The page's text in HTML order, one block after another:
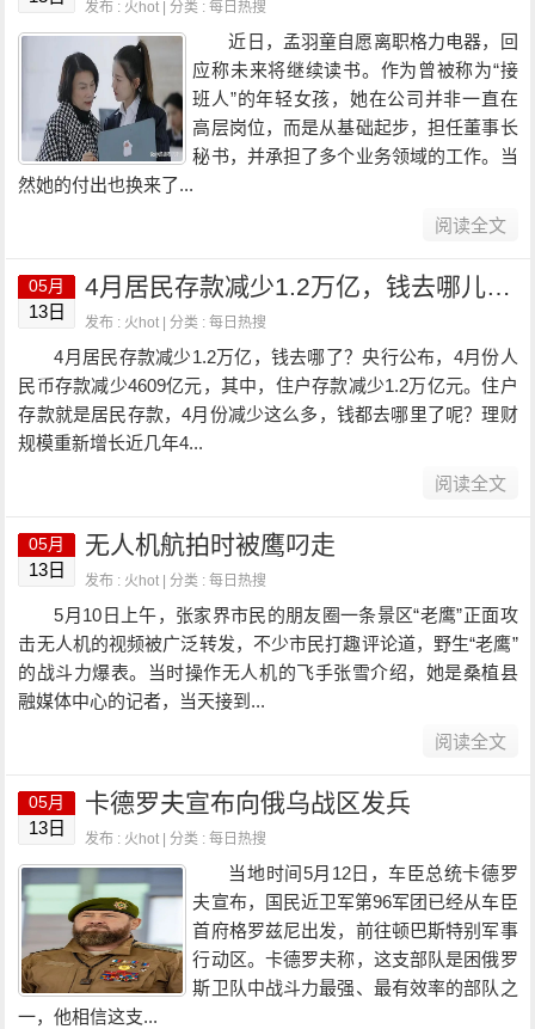
发布 : 火hot | 分类 :每日热搜
近日，孟羽童自愿离职格力电器，回
应称未来将继续读书。作为曾被称为“接
班人”的年轻女孩，她在公司并非一直在
高层岗位，而是从基础起步，担任董事长
秘书，并承担了多个业务领域的工作。当
然她的付出也换来了...
阅读全文
05月
13日
4月居民存款减少1.2万亿，钱去哪儿了？
发布 : 火hot | 分类 :每日热搜
4月居民存款减少1.2万亿，钱去哪了？央行公布，4月份人
民币存款减少4609亿元，其中，住户存款减少1.2万亿元。住户
存款就是居民存款，4月份减少这么多，钱都去哪里了呢？理财
规模重新增长近几年4...
阅读全文
05月
13日
无人机航拍时被鹰叼走
发布 : 火hot | 分类 :每日热搜
5月10日上午，张家界市民的朋友圈一条景区“老鹰”正面攻
击无人机的视频被广泛转发，不少市民打趣评论道，野生“老鹰”
的战斗力爆表。当时操作无人机的飞手张雪介绍，她是桑植县
融媒体中心的记者，当天接到...
阅读全文
05月
13日
卡德罗夫宣布向俄乌战区发兵
发布 : 火hot | 分类 :每日热搜
当地时间5月12日，车臣总统卡德罗
夫宣布，国民近卫军第96军团已经从车臣
首府格罗兹尼出发，前往顿巴斯特别军事
行动区。卡德罗夫称，这支部队是困俄罗
斯卫队中战斗力最强、最有效率的部队之
一，他相信这支...